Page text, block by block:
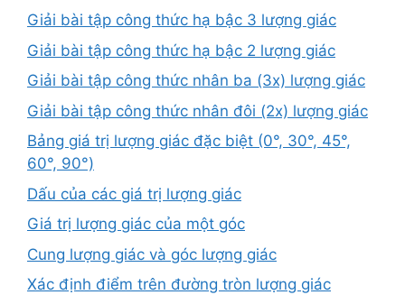
Giải bài tập công thức hạ bậc 3 lượng giác
Giải bài tập công thức hạ bậc 2 lượng giác
Giải bài tập công thức nhân ba (3x) lượng giác
Giải bài tập công thức nhân đôi (2x) lượng giác
Bảng giá trị lượng giác đặc biệt (0°, 30°, 45°,
60°, 90°)
Dấu của các giá trị lượng giác
Giá trị lượng giác của một góc
Cung lượng giác và góc lượng giác
Xác định điểm trên đường tròn lượng giác